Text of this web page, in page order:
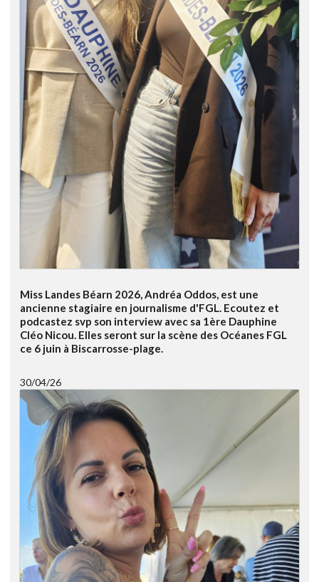
Miss Landes Béarn 2026, Andréa Oddos, est une
ancienne stagiaire en journalisme d'FGL. Ecoutez et
podcastez svp son interview avec sa 1ère Dauphine
Cléo Nicou. Elles seront sur la scène des Océanes FGL
ce 6 juin à Biscarrosse-plage.
30/04/26